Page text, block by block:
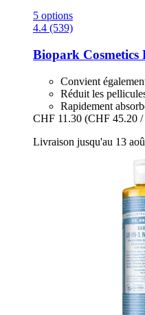
5 options
4.4 (539)
Biopark Cosmetics
Convient
Réduit les
Rapidement
CHF 11.30 (CHF 45.20
Livraison jusqu'au 13